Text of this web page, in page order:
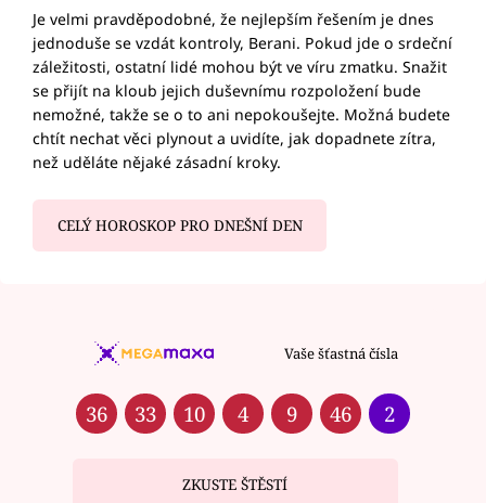
Je velmi pravděpodobné, že nejlepším řešením je dnes
jednoduše se vzdát kontroly, Berani. Pokud jde o srdeční
záležitosti, ostatní lidé mohou být ve víru zmatku. Snažit
se přijít na kloub jejich duševnímu rozpoložení bude
nemožné, takže se o to ani nepokoušejte. Možná budete
chtít nechat věci plynout a uvidíte, jak dopadnete zítra,
než uděláte nějaké zásadní kroky.
CELÝ HOROSKOP PRO DNEŠNÍ DEN
Vaše šťastná čísla
36 33 10 4 9 46 2
ZKUSTE ŠTĚSTÍ